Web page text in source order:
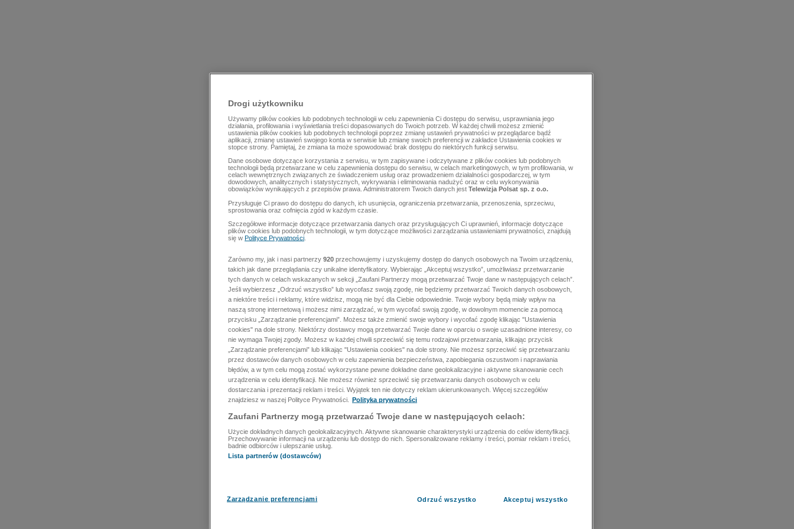
Drogi użytkowniku
Używamy plików cookies lub podobnych technologii w celu zapewnienia Ci dostępu do serwisu, usprawniania jego
działania, profilowania i wyświetlania treści dopasowanych do Twoich potrzeb. W każdej chwili możesz zmienić
ustawienia plików cookies lub podobnych technologii poprzez zmianę ustawień prywatności w przeglądarce bądź
aplikacji, zmianę ustawień swojego konta w serwisie lub zmianę swoich preferencji w zakładce Ustawienia cookies w
stopce strony. Pamiętaj, że zmiana ta może spowodować brak dostępu do niektórych funkcji serwisu.
Dane osobowe dotyczące korzystania z serwisu, w tym zapisywane i odczytywane z plików cookies lub podobnych
technologii będą przetwarzane w celu zapewnienia dostępu do serwisu, w celach marketingowych, w tym profilowania, w
celach wewnętrznych związanych ze świadczeniem usług oraz prowadzeniem działalności gospodarczej, w tym
dowodowych, analitycznych i statystycznych, wykrywania i eliminowania nadużyć oraz w celu wykonywania
obowiązków wynikających z przepisów prawa. Administratorem Twoich danych jest Telewizja Polsat sp. z o.o.
Przysługuje Ci prawo do dostępu do danych, ich usunięcia, ograniczenia przetwarzania, przenoszenia, sprzeciwu,
sprostowania oraz cofnięcia zgód w każdym czasie.
Szczegółowe informacje dotyczące przetwarzania danych oraz przysługujących Ci uprawnień, informacje dotyczące
plików cookies lub podobnych technologii, w tym dotyczące możliwości zarządzania ustawieniami prywatności, znajdują
się w Polityce Prywatności
Zarówno my, jak i nasi partnerzy 920 przechowujemy i uzyskujemy dostęp do danych osobowych na Twoim urządzeniu,
takich jak dane przeglądania czy unikalne identyfikatory. Wybierając „Akceptuj wszystko”, umożliwiasz przetwarzanie
tych danych w celach wskazanych w sekcji „Zaufani Partnerzy mogą przetwarzać Twoje dane w następujących celach”.
Jeśli wybierzesz „Odrzuć wszystko” lub wycofasz swoją zgodę, nie będziemy przetwarzać Twoich danych osobowych,
a niektóre treści i reklamy, które widzisz, mogą nie być dla Ciebie odpowiednie. Twoje wybory będą miały wpływ na
naszą stronę internetową i możesz nimi zarządzać, w tym wycofać swoją zgodę, w dowolnym momencie za pomocą
przycisku „Zarządzanie preferencjami”. Możesz także zmienić swoje wybory i wycofać zgodę klikając "Ustawienia
cookies" na dole strony. Niektórzy dostawcy mogą przetwarzać Twoje dane w oparciu o swoje uzasadnione interesy, co
nie wymaga Twojej zgody. Możesz w każdej chwili sprzeciwić się temu rodzajowi przetwarzania, klikając przycisk
„Zarządzanie preferencjami” lub klikając "Ustawienia cookies" na dole strony. Nie możesz sprzeciwić się przetwarzaniu
przez dostawców danych osobowych w celu zapewnienia bezpieczeństwa, zapobiegania oszustwom i naprawiania
błędów, a w tym celu mogą zostać wykorzystane pewne dokładne dane geolokalizacyjne i aktywne skanowanie cech
urządzenia w celu identyfikacji. Nie możesz również sprzeciwić się przetwarzaniu danych osobowych w celu
dostarczania i prezentacji reklam i treści. Wyjątek ten nie dotyczy reklam ukierunkowanych. Więcej szczegółów
znajdziesz w naszej Polityce Prywatności.
Polityka prywatności
Zaufani Partnerzy mogą przetwarzać Twoje dane w następujących celach:
Użycie dokładnych danych geolokalizacyjnych. Aktywne skanowanie charakterystyki urządzenia do celów identyfikacji.
Przechowywanie informacji na urządzeniu lub dostęp do nich. Spersonalizowane reklamy i treści, pomiar reklam i treści,
badnie odbiorców i ulepszanie usług.
Lista partnerów (dostawców)
Zarządzanie preferencjami Odrzuć wszystko Akceptuj wszystko